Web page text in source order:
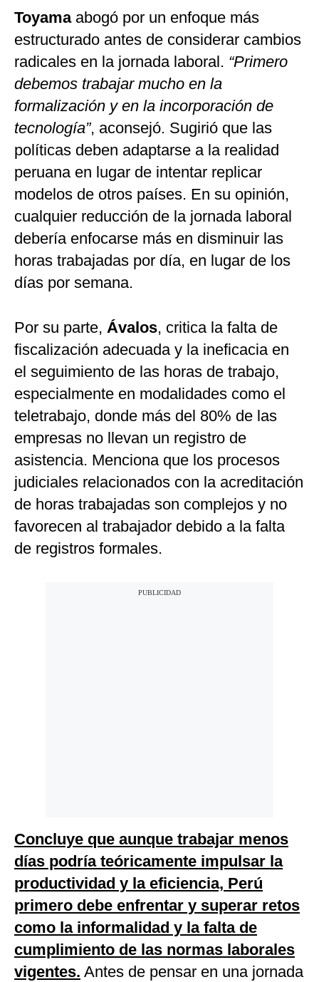
Toyamaabogó por un enfoque más
estructurado antes de considerar cambios
radicales en la jornada laboral. “Primero
debemos trabajar mucho en la
formalización y en la incorporación de
tecnología”, aconsejó. Sugirió que las
políticas deben adaptarse a la realidad
peruana en lugar de intentar replicar
modelos de otros países. En su opinión,
cualquier reducción de la jornada laboral
debería enfocarse más en disminuir las
horas trabajadas por día, en lugar de los
días por semana.
Por su parte, Ávalos, critica la falta de
fiscalización adecuada y la ineficacia en
el seguimiento de las horas de trabajo,
especialmente en modalidades como el
teletrabajo, donde más del 80% de las
empresas no llevan un registro de
asistencia. Menciona que los procesos
judiciales relacionados con la acreditación
de horas trabajadas son complejos y no
favorecen al trabajador debido a la falta
de registros formales.
Concluye que aunque trabajar menos
días podría teóricamente impulsar la
productividad y la eficiencia, Perú
primero debe enfrentar y superar retos
como la informalidad y la falta de
cumplimiento de las normas laborales
vigentes. Antes de pensar en una jornada